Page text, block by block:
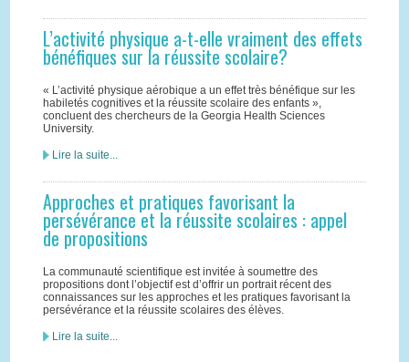
L’activité physique a-t-elle vraiment des effets
bénéfiques sur la réussite scolaire?
« L’activité physique aérobique a un effet très bénéfique sur les
habiletés cognitives et la réussite scolaire des enfants »,
concluent des chercheurs de la Georgia Health Sciences
University.
Lire la suite...
Approches et pratiques favorisant la
persévérance et la réussite scolaires : appel
de propositions
La communauté scientifique est invitée à soumettre des
propositions dont l’objectif est d’offrir un portrait récent des
connaissances sur les approches et les pratiques favorisant la
persévérance et la réussite scolaires des élèves.
Lire la suite...